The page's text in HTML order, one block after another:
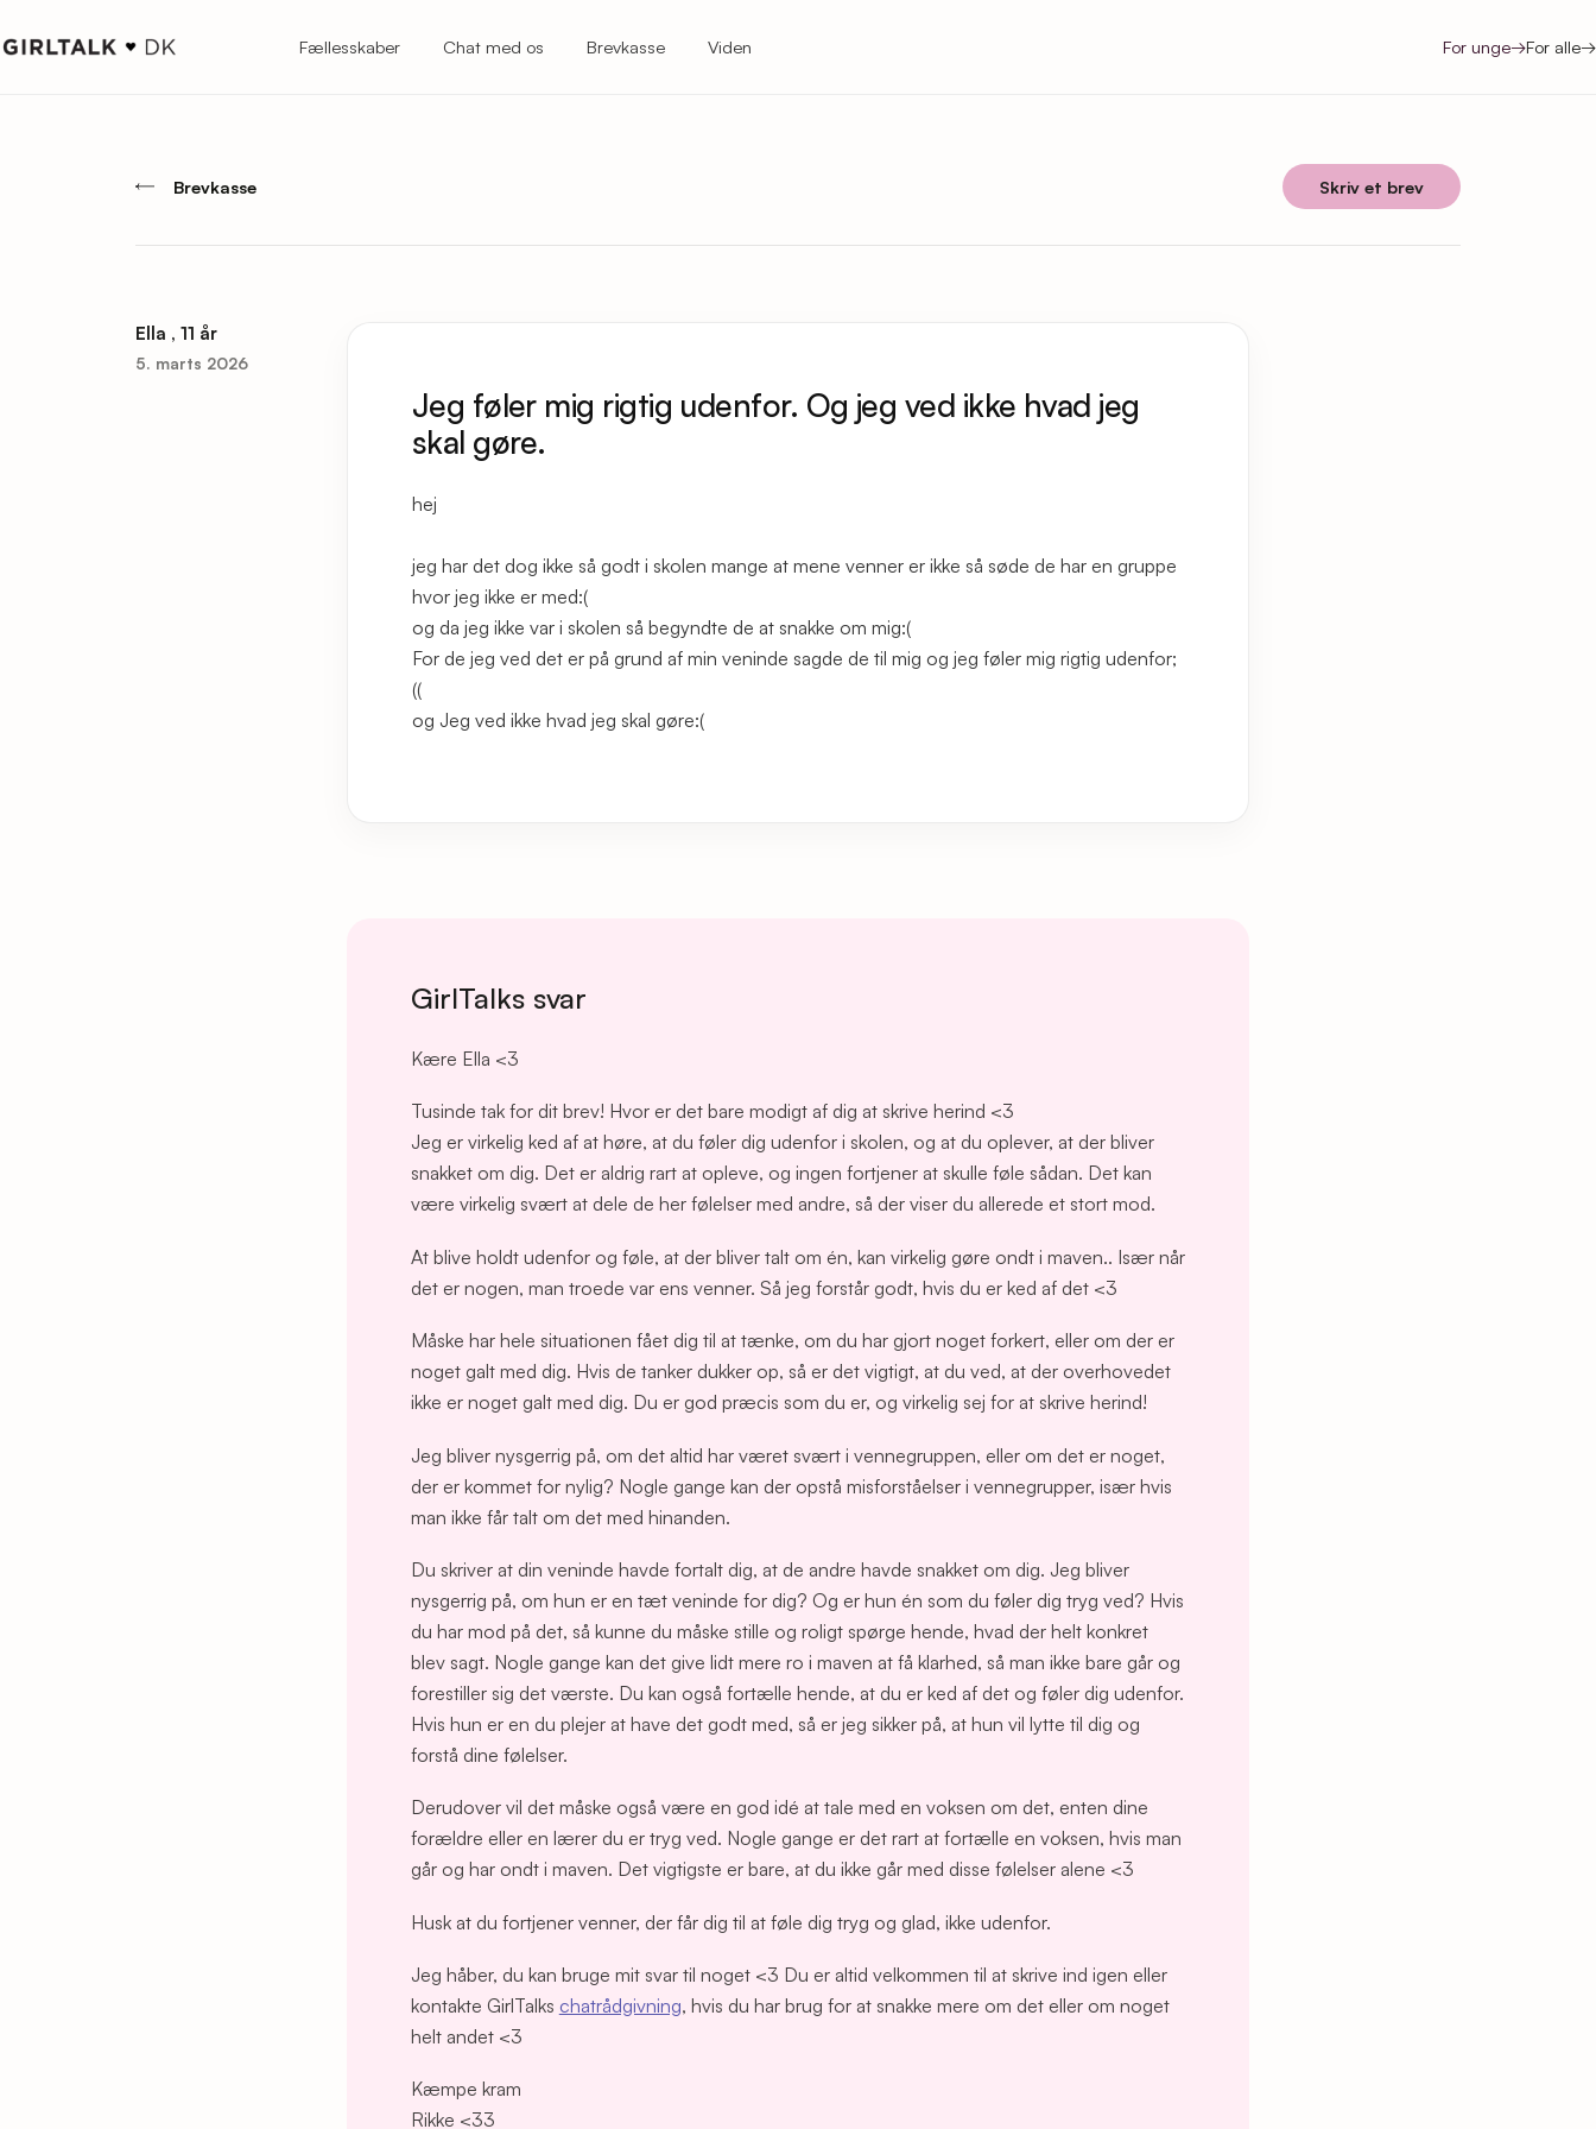
Fællesskaber Chat med os Brevkasse Viden For unge→For alle→
Brevkasse Skriv et brev
Ella , 11 år
5. marts 2026
Jeg føler mig rigtig udenfor. Og jeg ved ikke hvad jeg
skal gøre.
hej
jeg har det dog ikke så godt i skolen mange at mene venner er ikke så søde de har en gruppe
hvor jeg ikke er med:(
og da jeg ikke var i skolen så begyndte de at snakke om mig:(
For de jeg ved det er på grund af min veninde sagde de til mig og jeg føler mig rigtig udenfor;
((
og Jeg ved ikke hvad jeg skal gøre:(
GirlTalks svar
Kære Ella <3
Tusinde tak for dit brev! Hvor er det bare modigt af dig at skrive herind <3
Jeg er virkelig ked af at høre, at du føler dig udenfor i skolen, og at du oplever, at der bliver
snakket om dig. Det er aldrig rart at opleve, og ingen fortjener at skulle føle sådan. Det kan
være virkelig svært at dele de her følelser med andre, så der viser du allerede et stort mod.
At blive holdt udenfor og føle, at der bliver talt om én, kan virkelig gøre ondt i maven.. Især når
det er nogen, man troede var ens venner. Så jeg forstår godt, hvis du er ked af det <3
Måske har hele situationen fået dig til at tænke, om du har gjort noget forkert, eller om der er
noget galt med dig. Hvis de tanker dukker op, så er det vigtigt, at du ved, at der overhovedet
ikke er noget galt med dig. Du er god præcis som du er, og virkelig sej for at skrive herind!
Jeg bliver nysgerrig på, om det altid har været svært i vennegruppen, eller om det er noget,
der er kommet for nylig? Nogle gange kan der opstå misforståelser i vennegrupper, især hvis
man ikke får talt om det med hinanden.
Du skriver at din veninde havde fortalt dig, at de andre havde snakket om dig. Jeg bliver
nysgerrig på, om hun er en tæt veninde for dig? Og er hun én som du føler dig tryg ved? Hvis
du har mod på det, så kunne du måske stille og roligt spørge hende, hvad der helt konkret
blev sagt. Nogle gange kan det give lidt mere ro i maven at få klarhed, så man ikke bare går og
forestiller sig det værste. Du kan også fortælle hende, at du er ked af det og føler dig udenfor.
Hvis hun er en du plejer at have det godt med, så er jeg sikker på, at hun vil lytte til dig og
forstå dine følelser.
Derudover vil det måske også være en god idé at tale med en voksen om det, enten dine
forældre eller en lærer du er tryg ved. Nogle gange er det rart at fortælle en voksen, hvis man
går og har ondt i maven. Det vigtigste er bare, at du ikke går med disse følelser alene <3
Husk at du fortjener venner, der får dig til at føle dig tryg og glad, ikke udenfor.
Jeg håber, du kan bruge mit svar til noget <3 Du er altid velkommen til at skrive ind igen eller
kontakte GirlTalks chatrådgivning, hvis du har brug for at snakke mere om det eller om noget
helt andet <3
Kæmpe kram
Rikke <33